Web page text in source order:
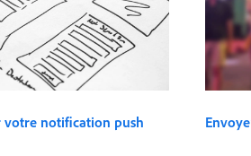
votre notification push